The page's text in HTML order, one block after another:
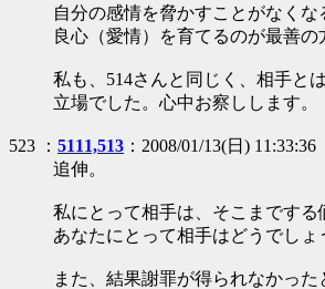
自分の感情を脅かすことがなく
良心（愛情）を育てるのが最善の
私も、514さんと同じく、相手と
立場でした。心中お察しします。
523 ： 5111,513 ：2008/01/13(日) 11:33:36
追伸。
私にとって相手は、そこまでする
あなたにとって相手はどうでしょ
また、結果謝罪が得られなかっ